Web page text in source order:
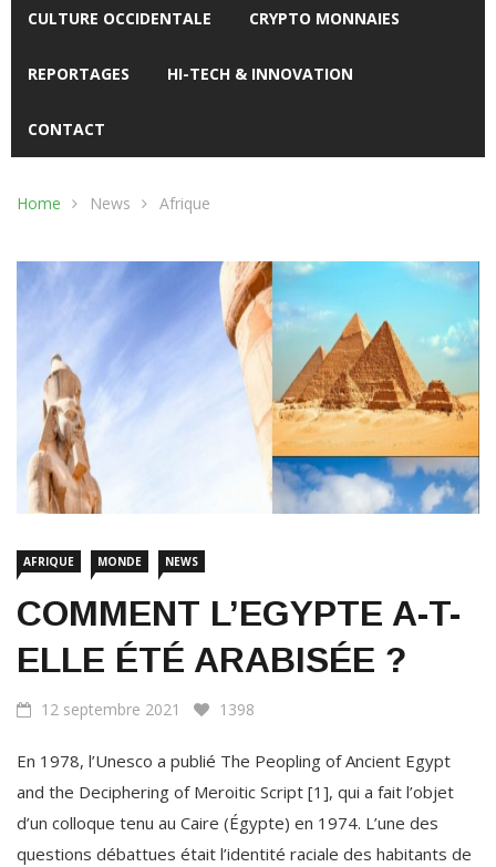
CULTURE OCCIDENTALE CRYPTO MONNAIES
REPORTAGES HI-TECH & INNOVATION
CONTACT
Home News Afrique
AFRIQUE MONDE NEWS
COMMENT L’EGYPTE A-T-
ELLE ÉTÉ ARABISÉE ?
12 septembre 2021 1398
En 1978, l’Unesco a publié The Peopling of Ancient Egypt
and the Deciphering of Meroitic Script [1], qui a fait l’objet
d’un colloque tenu au Caire (Égypte) en 1974. L’une des
questions débattues était l’identité raciale des habitants de